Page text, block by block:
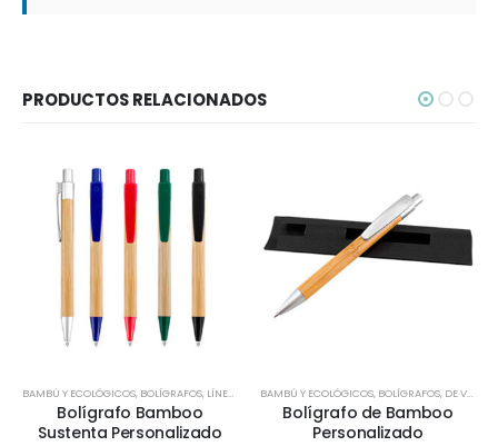
PRODUCTOS RELACIONADOS
BAMBÚ Y ECOLÓGICOS, BOLÍGRAFOS, LÍNEA BAMBÚ ,TODOS
Bolígrafo Bamboo
Sustenta Personalizado
BAMBÚ Y ECOLÓGICOS, BOLÍGRAFOS, DE VUELTA AL COLEGIO
Bolígrafo de Bamboo
Personalizado